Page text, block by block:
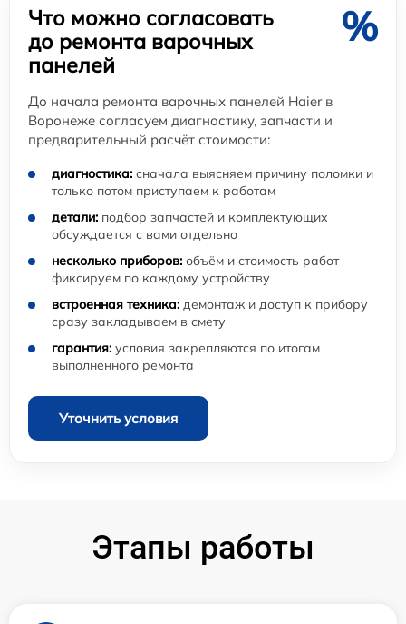
Что можно согласовать
до ремонта варочных
панелей
%
До начала ремонта варочных панелей Haier в
Воронеже согласуем диагностику, запчасти и
предварительный расчёт стоимости:
диагностика: сначала выясняем причину поломки и
только потом приступаем к работам
детали: подбор запчастей и комплектующих
обсуждается с вами отдельно
несколько приборов: объём и стоимость работ
фиксируем по каждому устройству
встроенная техника: демонтаж и доступ к прибору
сразу закладываем в смету
гарантия: условия закрепляются по итогам
выполненного ремонта
Уточнить условия
Этапы работы